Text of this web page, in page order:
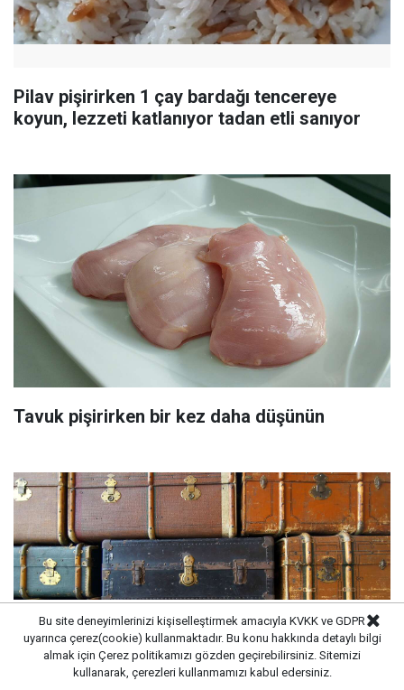
Pilav pişirirken 1 çay bardağı tencereye
koyun, lezzeti katlanıyor tadan etli sanıyor
Tavuk pişirirken bir kez daha düşünün
Bu site deneyimlerinizi kişiselleştirmek amacıyla KVKK ve GDPR
uyarınca çerez(cookie) kullanmaktadır. Bu konu hakkında detaylı bilgi
almak için Çerez politikamızı gözden geçirebilirsiniz. Sitemizi
kullanarak, çerezleri kullanmamızı kabul edersiniz.